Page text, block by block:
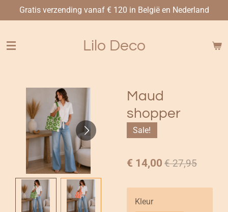
direct
de
Gratis verzending vanaf € 120 in België en Nederland
Lilo Deco
Maud
shopper
Sale!
€ 14,00 € 27,95
Kleur